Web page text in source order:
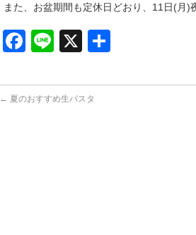
また、お盆期間も定休日どおり、11日(月)
Facebook
Line
X
← 夏のおすすめ生パスタ